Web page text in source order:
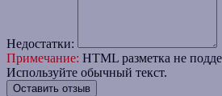
Недостатки:
Примечание: HTML разметка не
Используйте обычный текст.
Оставить отзыв